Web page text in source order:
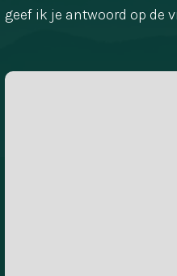
geef ik je antwoord op de